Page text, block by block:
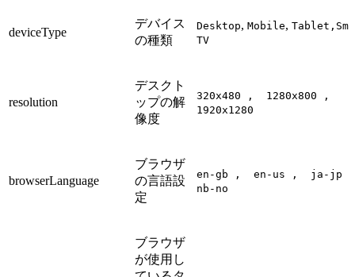
deviceType
デバイス
の種類
Desktop, Mobile,
TV
resolution
デスクト
ップの解
像度
320x480 , 1280x800 ,
1920x1280
browserLanguage
ブラウザ
の言語設
定
en-gb , en-us , ja-jp ,
nb-no
ブラウザ
が使用し